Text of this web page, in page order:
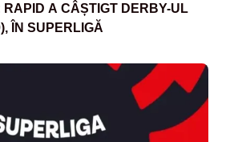
A CÂȘTIGT DERBY-UL
ÎN SUPERLIGĂ